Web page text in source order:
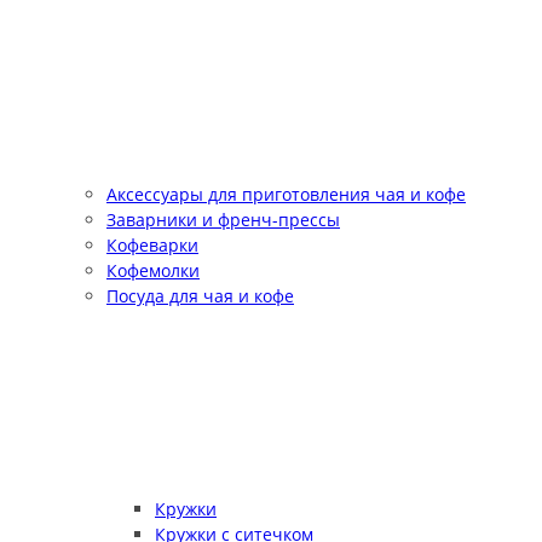
Аксессуары для приготовления чая и кофе
Заварники и френч-прессы
Кофеварки
Кофемолки
Посуда для чая и кофе
Кружки
Кружки с ситечком